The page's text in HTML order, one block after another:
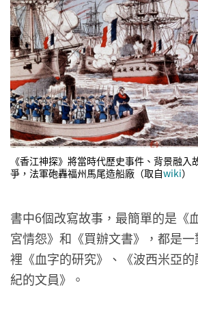
《香江神探》將當時代歷史事件、背景融入
爭，法軍砲轟福州馬尾造船廠（取自wiki）
書中6個改寫故事，最簡單的是《
宮情怨》和《買辦文書》，都是
裡《血字的研究》、《波西米亞
紀的文員》。